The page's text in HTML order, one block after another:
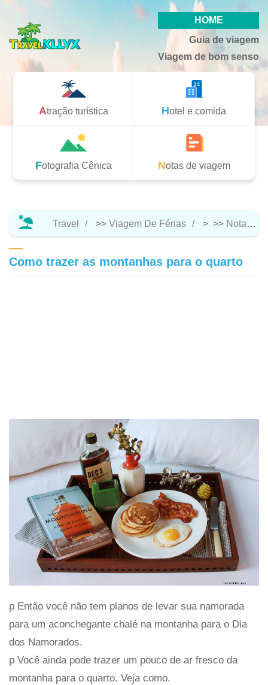
HOME
Guia de viagem
Viagem de bom senso
Atração turística Hotel e comida
Fotografia Cênica Notas de viagem
Travel >> Viagem De Férias > >> Notas De Viagem
Como trazer as montanhas para o quarto
p Então você não tem planos de levar sua namorada
para um aconchegante chalé na montanha para o Dia
dos Namorados.
p Você ainda pode trazer um pouco de ar fresco da
montanha para o quarto. Veja como.